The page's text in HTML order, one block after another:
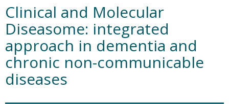
Clinical and Molecular
Diseasome: integrated
approach in dementia and
chronic non-communicable
diseases